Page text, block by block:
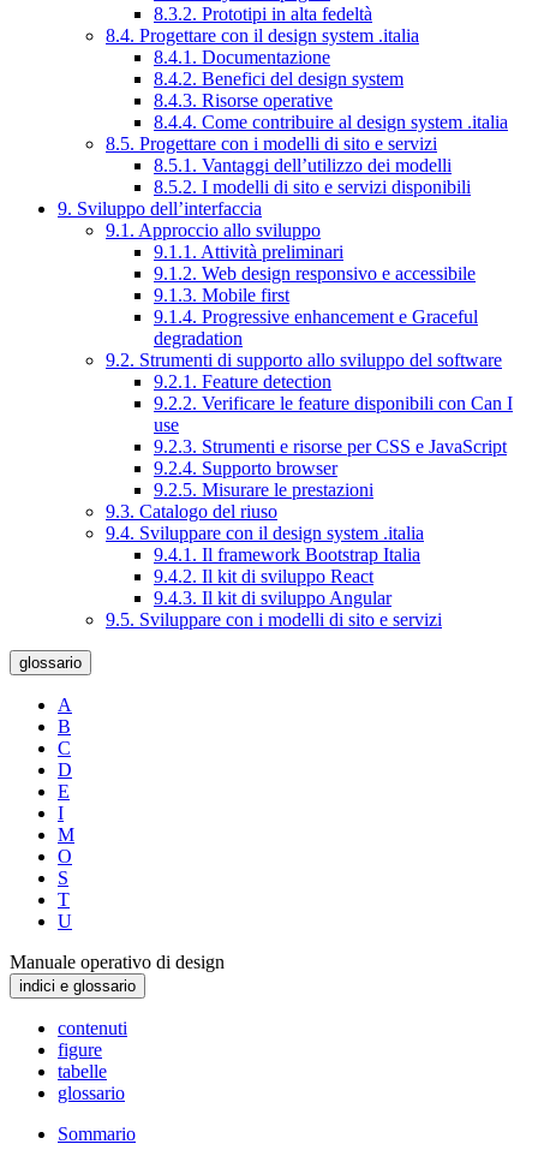
8.3.2. Prototipi in alta fedeltà
8.4. Progettare con il design system .italia
8.4.1. Documentazione
8.4.2. Benefici del design system
8.4.3. Risorse operative
8.4.4. Come contribuire al design system .italia
8.5. Progettare con i modelli di sito e servizi
8.5.1. Vantaggi dell’utilizzo dei modelli
8.5.2. I modelli di sito e servizi disponibili
9. Sviluppo dell’interfaccia
9.1. Approccio allo sviluppo
9.1.1. Attività preliminari
9.1.2. Web design responsivo e accessibile
9.1.3. Mobile first
9.1.4. Progressive enhancement e Graceful
degradation
9.2. Strumenti di supporto allo sviluppo del software
9.2.1. Feature detection
9.2.2. Verificare le feature disponibili con Can I
use
9.2.3. Strumenti e risorse per CSS e JavaScript
9.2.4. Supporto browser
9.2.5. Misurare le prestazioni
9.3. Catalogo del riuso
9.4. Sviluppare con il design system .italia
9.4.1. Il framework Bootstrap Italia
9.4.2. Il kit di sviluppo React
9.4.3. Il kit di sviluppo Angular
9.5. Sviluppare con i modelli di sito e servizi
glossario
A
B
C
D
E
I
M
O
S
T
U
Manuale operativo di design
indici e glossario
contenuti
figure
tabelle
glossario
Sommario